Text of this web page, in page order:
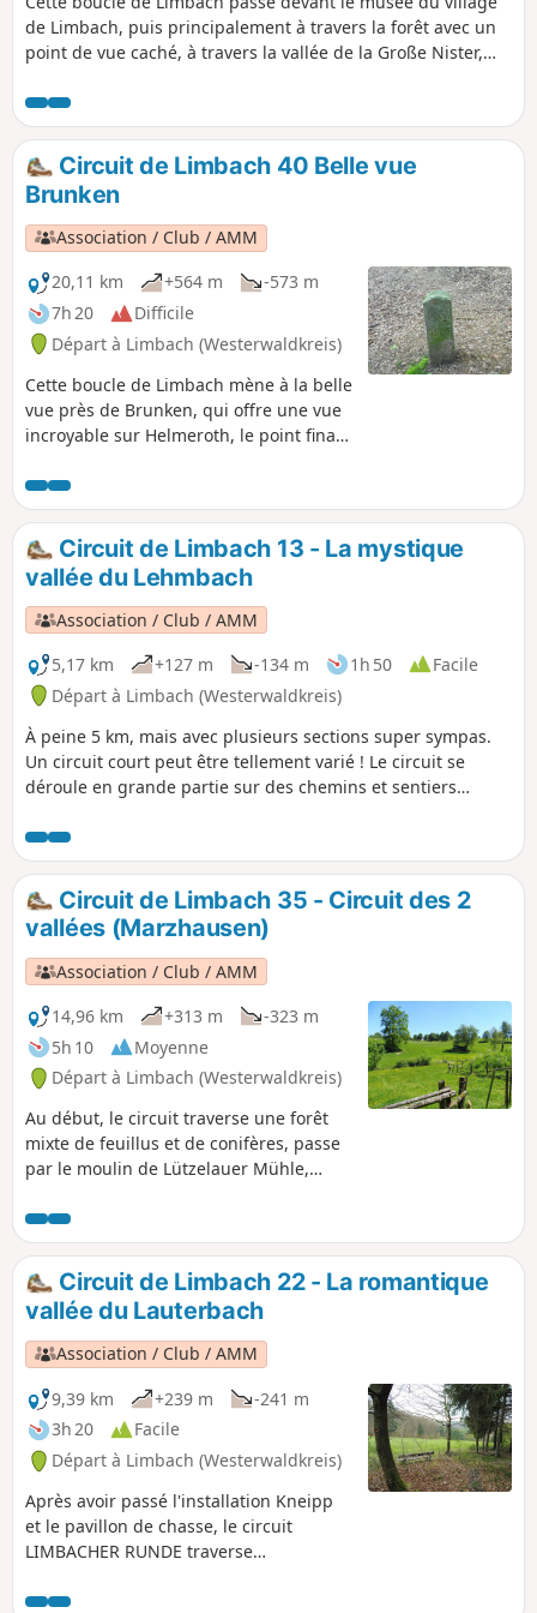
de Limbach, puis principalement à travers la forêt avec un
point de vue caché, à travers la vallée de la Große Nister,
Limbach, le sentier naturel Heunigshöhlenpfad, au bord de
la Kleine Nister, est un vrai régal pour les randonneurs.
Pour finir en beauté, tu peux profiter en été des
installations Kneipp de Limbach.
Circuit de Limbach 40 Belle vue
Brunken
Association / Club / AMM
20,11 km
+564 m
-573 m
7h 20
Difficile
Départ à Limbach (Westerwaldkreis)
Cette boucle de Limbach mène à la belle
vue près de Brunken, qui offre une vue
incroyable sur Helmeroth, le point final
le dernier tronçon de la Große Nister,
avant que celle-ci ne se jette dans la
Sieg à Wissen.
Circuit de Limbach 13 - La mystique
vallée du Lehmbach
Association / Club / AMM
5,17 km
+127 m -134 m 1h 50
Facile
Départ à Limbach (Westerwaldkreis)
À peine 5 km, mais avec plusieurs sections super sympas.
Un circuit court peut être tellement varié ! Le circuit se
déroule en grande partie sur des chemins et sentiers
Circuit de Limbach 35 - Circuit des 2
vallées (Marzhausen)
Association / Club / AMM
14,96 km
+313 m
-323 m
5h 10
Moyenne
Départ à Limbach (Westerwaldkreis)
Au début, le circuit traverse une forêt
mixte de feuillus et de conifères, passe
par le moulin de Lützelauer Mühle,
dans la vallée sauvage de la Große
Nister. Il longe ensuite un ruisseau qui
coule joyeusement jusqu'à Marzhausen.
Avec une vue imprenable sur la Suisse
de Kroppach, il se dirige vers
Müschenbach, mais avant d'arriver au
village, il bifurque vers la vallée de la
Quabach et redescend par un chemin
naturel dans la vallée de la Große Nister
avant de revenir à Limbach.
Circuit de Limbach 22 - La romantique
vallée du Lauterbach
Association / Club / AMM
9,39 km
+239 m
-241 m
3h 20
Facile
Départ à Limbach (Westerwaldkreis)
Après avoir passé l'installation Kneipp
et le pavillon de chasse, le circuit
LIMBACHER RUNDE traverse
jusqu'à l'extrémité inférieure de la vallée